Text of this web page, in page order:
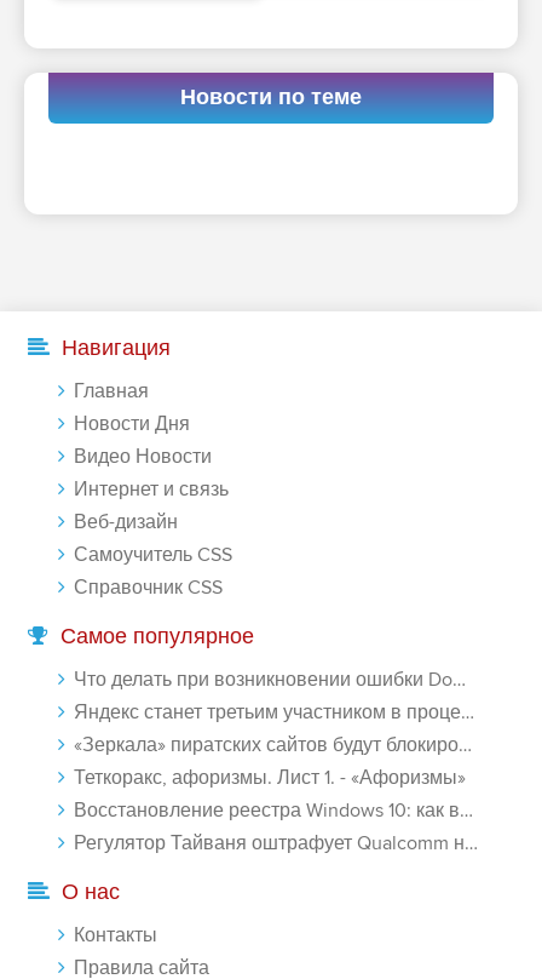
Новости по теме
Навигация
Главная
Новости Дня
Видео Новости
Интернет и связь
Веб-дизайн
Самоучитель CSS
Справочник CSS
Самое популярное
Что делать при возникновении ошибки Download interrupted в Chrome - «Windows»
Яндекс станет третьим участником в процессе ФАС против Google - «Интернет»
«Зеркала» пиратских сайтов будут блокироваться! - «Интернет»
Теткоракс, афоризмы. Лист 1. - «Афоризмы»
Восстановление реестра Windows 10: как восстановить реестр Виндовс 10 - «Windows»
Регулятор Тайваня оштрафует Qualcomm на $774 млн - «Новости сети»
О нас
Контакты
Правила сайта